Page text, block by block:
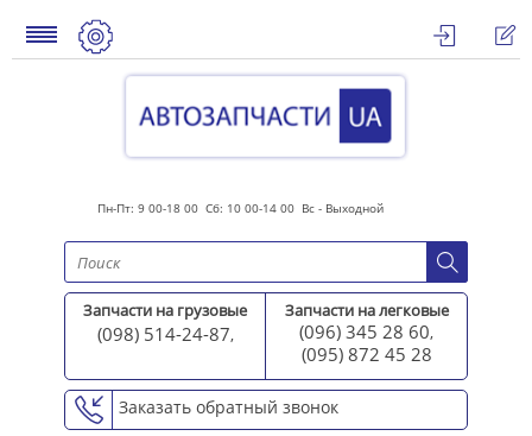
Пн-Пт: 9 00-18 00 Сб: 10 00-14 00 Вс - Выходной
Запчасти на грузовые
(098) 514-24-87,
Запчасти на легковые
(096) 345 28 60,
(095) 872 45 28
Заказать обратный звонок